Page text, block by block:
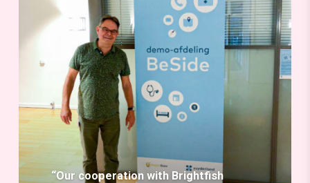
“Our cooperation with Brightfish